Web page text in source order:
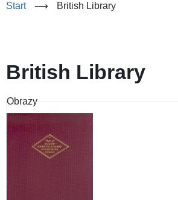
Start ⟶ British Library
British Library
Obrazy